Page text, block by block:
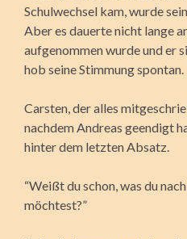
Schulwechsel kam, wurde
Aber es dauerte nicht lange
aufgenommen wurde und er
hob seine Stimmung spontan.
Carsten, der alles
nachdem Andreas geendigt
hinter dem letzten Absatz.
“Weißt du schon, was du
möchtest?”